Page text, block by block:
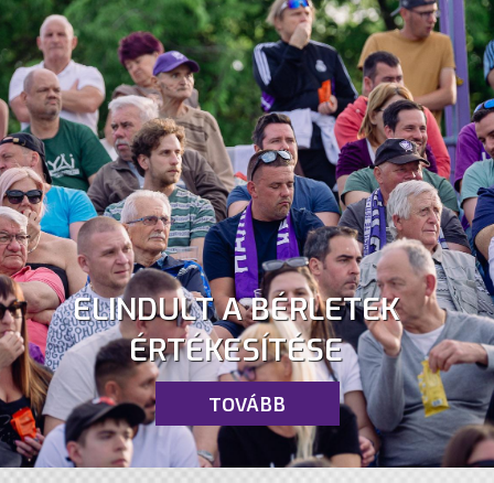
ELINDULT A BÉRLETEK
ÉRTÉKESÍTÉSE
TOVÁBB